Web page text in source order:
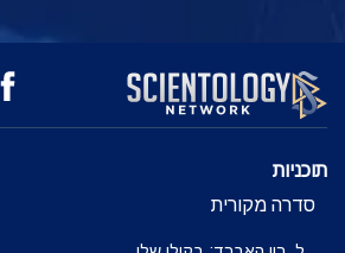
צפה
תוכניות
סדרה מקורית